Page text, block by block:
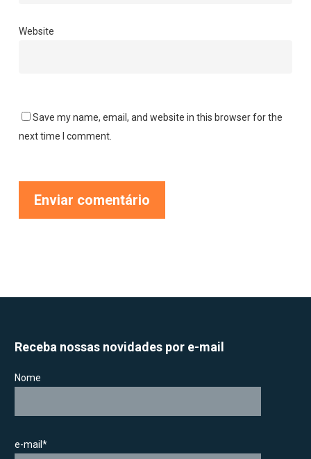
Website
Save my name, email, and website in this browser for the
next time I comment.
Receba nossas novidades por e-mail
Nome
e-mail*